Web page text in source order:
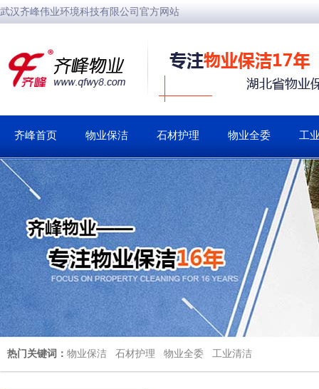
武汉齐峰伟业环境科技有限公司官方网站
齐峰首页 物业保洁 石材护理 物业全委 工
热门关键词： 物业保洁 石材护理 物业全委 工业清洁